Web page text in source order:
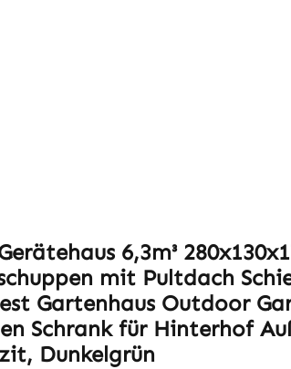
6,3m³
mit Pultdach
Gartenhaus Outdoor
Schrank für Hinterhof
Dunkelgrün